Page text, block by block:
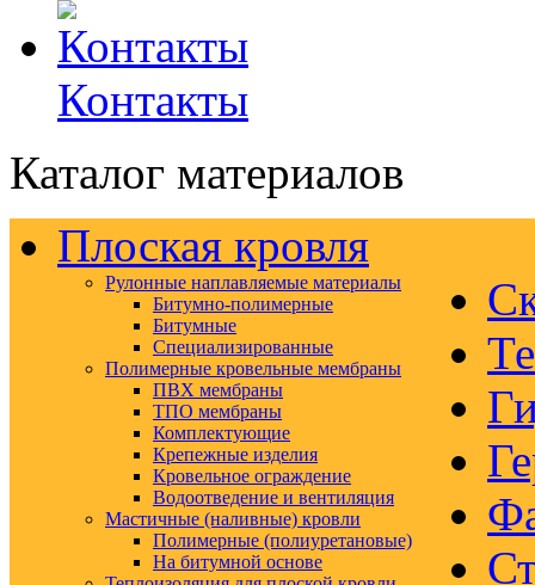
Контакты
Каталог материалов
Плоская кровля
Рулонные наплавляемые материалы
Битумно-полимерные
Битумные
Специализированные
Полимерные кровельные мембраны
ПВХ мембраны
ТПО мембраны
Комплектующие
Крепежные изделия
Кровельное ограждение
Водоотведение и вентиляция
Мастичные (наливные) кровли
Полимерные (полиуретановые)
На битумной основе